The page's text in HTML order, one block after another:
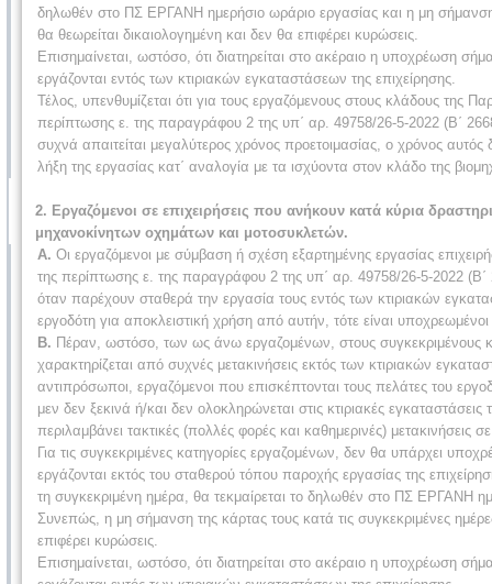
δηλωθέν στο ΠΣ ΕΡΓΑΝΗ ημερήσιο ωράριο εργασίας και η μη
θα θεωρείται δικαιολογημένη και δεν θα επιφέρει κυρώσεις.
Επισημαίνεται, ωστόσο, ότι διατηρείται στο ακέραιο η υποχρέωση
εργάζονται εντός των κτιριακών εγκαταστάσεων της επιχείρησης.
Τέλος, υπενθυμίζεται ότι για τους εργαζόμενους στους κλάδους της
περίπτωσης ε. της παραγράφου 2 της υπ΄ αρ. 49758/26-5-2022 (Β΄
συχνά απαιτείται μεγαλύτερος χρόνος προετοιμασίας, ο χρόνος
λήξη της εργασίας κατ΄ αναλογία με τα ισχύοντα στον κλάδο της
2. Εργαζόμενοι σε επιχειρήσεις που ανήκουν κατά κύρια
μηχανοκίνητων οχημάτων και μοτοσυκλετών.
Α. Οι εργαζόμενοι με σύμβαση ή σχέση εξαρτημένης εργασίας
της περίπτωσης ε. της παραγράφου 2 της υπ΄ αρ. 49758/26-5-2022
όταν παρέχουν σταθερά την εργασία τους εντός των κτιριακών
εργοδότη για αποκλειστική χρήση από αυτήν, τότε είναι
Β. Πέραν, ωστόσο, των ως άνω εργαζομένων, στους συγκεκριμένους
χαρακτηρίζεται από συχνές μετακινήσεις εκτός των κτιριακών
αντιπρόσωποι, εργαζόμενοι που επισκέπτονται τους πελάτες του
μεν δεν ξεκινά ή/και δεν ολοκληρώνεται στις κτιριακές
περιλαμβάνει τακτικές (πολλές φορές και καθημερινές) μετακινήσεις
Για τις συγκεκριμένες κατηγορίες εργαζομένων, δεν θα υπάρχει
εργάζονται εκτός του σταθερού τόπου παροχής εργασίας της
τη συγκεκριμένη ημέρα, θα τεκμαίρεται το δηλωθέν στο ΠΣ ΕΡΓΑΝΗ
Συνεπώς, η μη σήμανση της κάρτας τους κατά τις συγκεκριμένες
επιφέρει κυρώσεις.
Επισημαίνεται, ωστόσο, ότι διατηρείται στο ακέραιο η υποχρέωση